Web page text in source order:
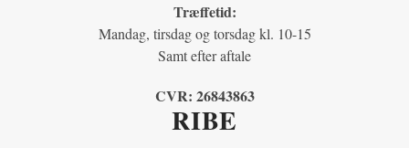
Træffetid:
Mandag, tirsdag og torsdag kl. 10-15
Samt efter aftale
CVR: 26843863
RIBE